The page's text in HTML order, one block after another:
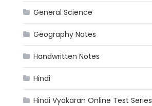
General Science
Geography Notes
Handwritten Notes
Hindi
Hindi Vyakaran Online Test Series